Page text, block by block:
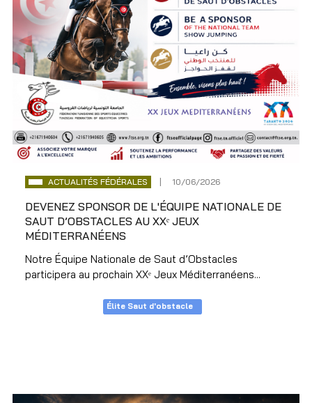
ACTUALITÉS FÉDÉRALES 10/06/2026
DEVENEZ SPONSOR DE L'ÉQUIPE NATIONALE DE
SAUT D’OBSTACLES AU XXᵉ JEUX
MÉDITERRANÉENS
Notre Équipe Nationale de Saut d’Obstacles
participera au prochain XXᵉ Jeux Méditerranéens...
Élite Saut d'obstacle